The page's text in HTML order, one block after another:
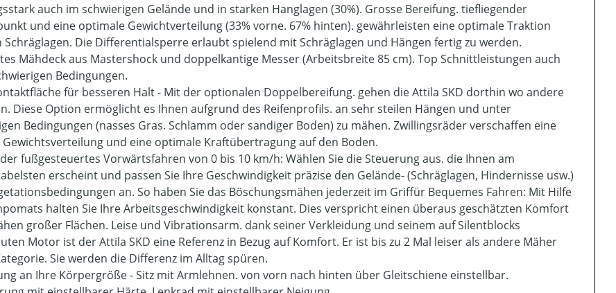
auch im schwierigen Gelände und in starken Hanglagen (30%). Grosse Bereifung. tiefliegender
und eine optimale Gewichtverteilung (33% vorne. 67% hinten). gewährleisten eine optimale Traktion
Schräglagen. Die Differentialsperre erlaubt spielend mit Schräglagen und Hängen fertig zu werden.
Mähdeck aus Mastershock und doppelkantige Messer (Arbeitsbreite 85 cm). Top Schnittleistungen auch
Bedingungen.
für besseren Halt - Mit der optionalen Doppelbereifung. gehen die Attila SKD dorthin wo andere
Diese Option ermöglicht es Ihnen aufgrund des Reifenprofils. an sehr steilen Hängen und unter
Bedingungen (nasses Gras. Schlamm oder sandiger Boden) zu mähen. Zwillingsräder verschaffen eine
Gewichtsverteilung und eine optimale Kraftübertragung auf den Boden.
fußgesteuertes Vorwärtsfahren von 0 bis 10 km/h: Wählen Sie die Steuerung aus. die Ihnen am
erscheint und passen Sie Ihre Geschwindigkeit präzise den Gelände- (Schräglagen, Hindernisse usw.)
an. So haben Sie das Böschungsmähen jederzeit im Griffür Bequemes Fahren: Mit Hilfe
halten Sie Ihre Arbeitsgeschwindigkeit konstant. Dies verspricht einen überaus geschätzten Komfort
großer Flächen. Leise und Vibrationsarm. dank seiner Verkleidung und seinem auf Silentblocks
Motor ist der Attila SKD eine Referenz in Bezug auf Komfort. Er ist bis zu 2 Mal leiser als andere Mäher
Sie werden die Differenz im Alltag spüren.
an Ihre Körpergröße - Sitz mit Armlehnen. von vorn nach hinten über Gleitschiene einstellbar.